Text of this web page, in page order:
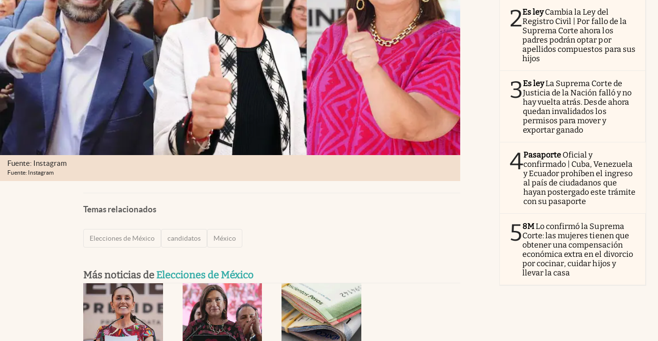
Fuente: Instagram
Fuente: Instagram
Temas relacionados
Elecciones de México candidatos México
Más noticias de Elecciones de México
2Es ley Cambia la Ley del
Registro Civil | Por fallo de la
Suprema Corte ahora los
padres podrán optar por
apellidos compuestos para sus
hijos
3Es leyLa Suprema Corte de
Justicia de la Nación falló y no
hay vuelta atrás. Desde ahora
quedan invalidados los
permisos para mover y
exportar ganado
4Pasaporte Oficial y
confirmado | Cuba, Venezuela
y Ecuador prohíben el ingreso
al país de ciudadanos que
hayan postergado este trámite
con su pasaporte
58MLo confirmó la Suprema
Corte: las mujeres tienen que
obtener una compensación
económica extra en el divorcio
por cocinar, cuidar hijos y
llevar la casa